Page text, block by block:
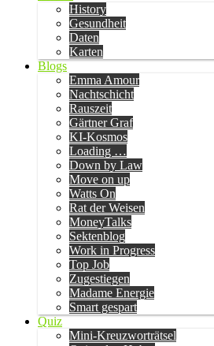
History
Gesundheit
Daten
Karten
Blogs
Emma Amour
Nachtschicht
Rauszeit
Gärtner Graf
KI-Kosmos
Loading …
Down by Law
Move on up
Watts On
Rat der Weisen
MoneyTalks
Sektenblog
Work in Progress
Top Job
Zugestiegen
Madame Energie
Smart gespart
Quiz
Mini-Kreuzworträtsel